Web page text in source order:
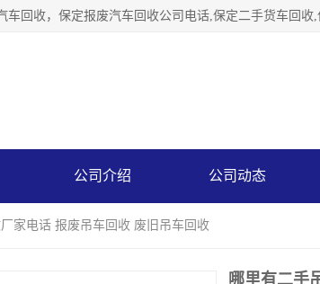
公司介绍 公司动态
家电话 报废吊车回收 废旧吊车回收
哪里有二手